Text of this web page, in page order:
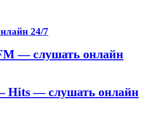
24/7
— слушать онлайн
Hits — слушать онлайн